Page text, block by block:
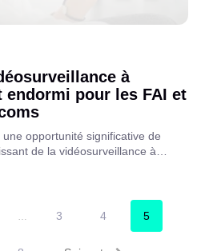
à
pour les FAI et
opportunité significative de
de la vidéosurveillance à
… 3 4 5